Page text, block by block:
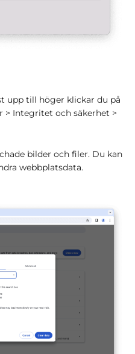
upp till höger klickar du på
> Integritet och säkerhet >
bilder och filer. Du kan
webbplatsdata.